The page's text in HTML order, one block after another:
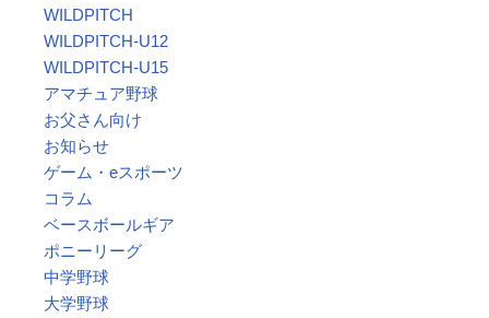
WILDPITCH
WILDPITCH-U12
WILDPITCH-U15
アマチュア野球
お父さん向け
お知らせ
ゲーム・eスポーツ
コラム
ベースボールギア
ポニーリーグ
中学野球
大学野球